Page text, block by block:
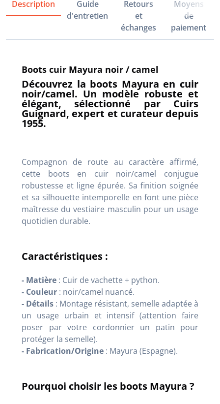
Description
Guide
d'entretien
Retours
et
échanges
Moyens
de
paiement
Boots cuir Mayura noir / camel
Découvrez la boots Mayura en cuir
noir/camel. Un modèle robuste et
élégant, sélectionné par Cuirs
Guignard, expert et curateur depuis
1955.
Compagnon de route au caractère affirmé,
cette boots en cuir noir/camel conjugue
robustesse et ligne épurée. Sa finition soignée
et sa silhouette intemporelle en font une pièce
maîtresse du vestiaire masculin pour un usage
quotidien durable.
Caractéristiques :
- Matière : Cuir de vachette + python.
- Couleur : noir/camel nuancé.
- Détails : Montage résistant, semelle adaptée à
un usage urbain et intensif (attention faire
poser par votre cordonnier un patin pour
protéger la semelle).
- Fabrication/Origine : Mayura (Espagne).
Pourquoi choisir les boots Mayura ?